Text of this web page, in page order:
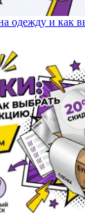
одежду и как